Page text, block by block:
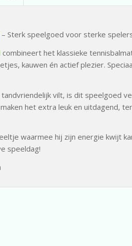
– Sterk speelgoed voor sterke
combineert het klassieke
kauwen én actief plezier.
vilt, is dit speelgoed
het extra leuk en uitdagend,
waarmee hij zijn energie kwijt
speeldag!